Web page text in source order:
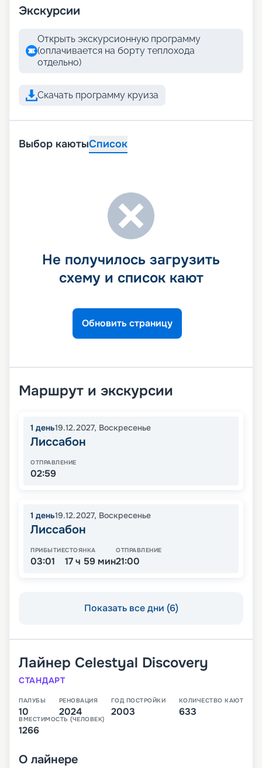
Экскурсии
Открыть экскурсионную программу
(оплачивается на борту теплохода
отдельно)
Скачать программу круиза
Выбор каютыСписок
Не получилось загрузить
схему и список кают
Обновить страницу
Маршрут и экскурсии
1 день19.12.2027, Воскресенье
Лиссабон
ОТПРАВЛЕНИЕ
02:59
1 день19.12.2027, Воскресенье
Лиссабон
ПРИБЫТИЕ
03:01
СТОЯНКА
17 ч 59 мин
ОТПРАВЛЕНИЕ
21:00
Показать все дни (6)
Лайнер Celestyal Discovery
СТАНДАРТ
ПАЛУБЫ
10
РЕНОВАЦИЯ
2024
ГОД ПОСТРОЙКИ
2003
КОЛИЧЕСТВО КАЮТ
633
ВМЕСТИМОСТЬ (ЧЕЛОВЕК)
1266
О лайнере